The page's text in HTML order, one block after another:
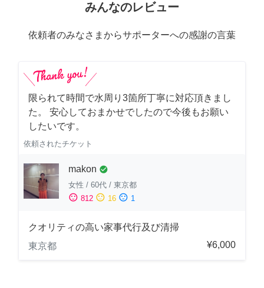
みんなのレビュー
依頼者のみなさまからサポーターへの感謝の言葉
限られて時間で水周り3箇所丁寧に対応頂きまし
た。 安心しておまかせでしたので今後もお願い
したいです。
依頼されたチケット
makon check_circle
女性 / 60代 / 東京都
sentiment_satisfied 812 sentiment_neutral 16 sentiment_dissatisfied 1
クオリティの高い家事代行及び清掃
東京都
¥6,000